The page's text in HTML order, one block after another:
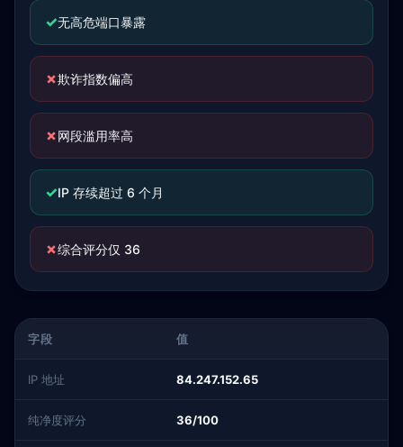
✓无高危端口暴露
✗欺诈指数偏高
✗网段滥用率高
✓IP 存续超过 6 个月
✗综合评分仅 36
字段 值
IP 地址 84.247.152.65
纯净度评分 36/100